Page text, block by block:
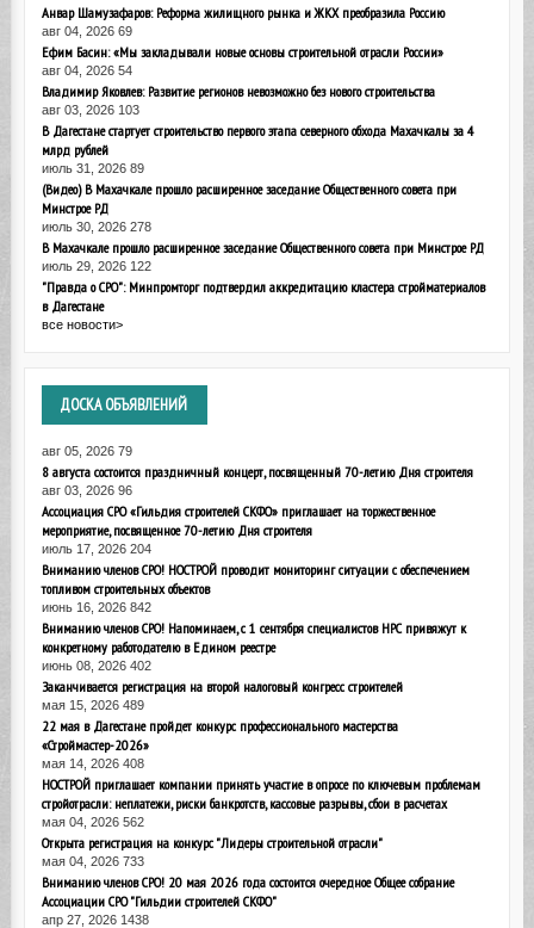
Анвар Шамузафаров: Реформа жилищного рынка и ЖКХ преобразила Россию
авг 04, 2026 69
Ефим Басин: «Мы закладывали новые основы строительной отрасли России»
авг 04, 2026 54
Владимир Яковлев: Развитие регионов невозможно без нового строительства
авг 03, 2026 103
В Дагестане стартует строительство первого этапа северного обхода Махачкалы за 4
млрд рублей
июль 31, 2026 89
(Видео) В Махачкале прошло расширенное заседание Общественного совета при
Минстрое РД
июль 30, 2026 278
В Махачкале прошло расширенное заседание Общественного совета при Минстрое РД
июль 29, 2026 122
"Правда о СРО": Минпромторг подтвердил аккредитацию кластера стройматериалов
в Дагестане
все новости>
ДОСКАОБЪЯВЛЕНИЙ
авг 05, 2026 79
8 августа состоится праздничный концерт, посвященный 70-летию Дня строителя
авг 03, 2026 96
Ассоциация СРО «Гильдия строителей СКФО» приглашает на торжественное
мероприятие, посвященное 70-летию Дня строителя
июль 17, 2026 204
Вниманию членов СРО! НОСТРОЙ проводит мониторинг ситуации с обеспечением
топливом строительных объектов
июнь 16, 2026 842
Вниманию членов СРО! Напоминаем, с 1 сентября специалистов НРС привяжут к
конкретному работодателю в Едином реестре
июнь 08, 2026 402
Заканчивается регистрация на второй налоговый конгресс строителей
мая 15, 2026 489
22 мая в Дагестане пройдет конкурс профессионального мастерства
«Строймастер-2026»
мая 14, 2026 408
НОСТРОЙ приглашает компании принять участие в опросе по ключевым проблемам
стройотрасли: неплатежи, риски банкротств, кассовые разрывы, сбои в расчетах
мая 04, 2026 562
Открыта регистрация на конкурс "Лидеры строительной отрасли"
мая 04, 2026 733
Вниманию членов СРО! 20 мая 2026 года состоится очередное Общее собрание
Ассоциации СРО "Гильдии строителей СКФО"
апр 27, 2026 1438